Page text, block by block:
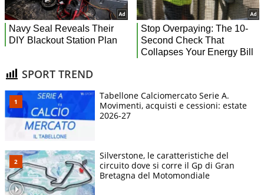
SPORT TREND
Tabellone Calciomercato Serie A.
Movimenti, acquisti e cessioni: estate
2026-27
Silverstone, le caratteristiche del
circuito dove si corre il Gp di Gran
Bretagna del Motomondiale